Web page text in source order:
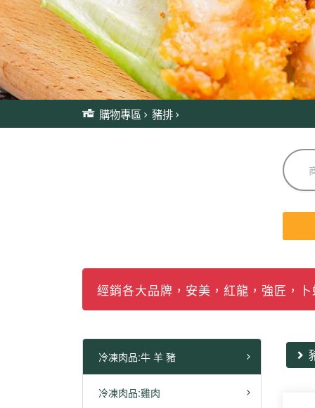
購物專區 豬排
經銷各大品牌，安美，紅龍，強匠，
冷凍肉品:牛 羊 豬
冷凍肉品:雞肉